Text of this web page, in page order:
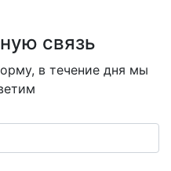
связь
в течение дня мы